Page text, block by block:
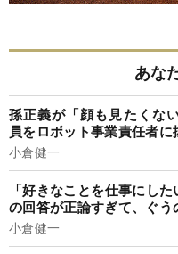
あな
孫正義が「顔も見たくな
員をロボット事業責任者に
小倉健一
「好きなことを仕事にし
の回答が正論すぎて、ぐう
小倉健一